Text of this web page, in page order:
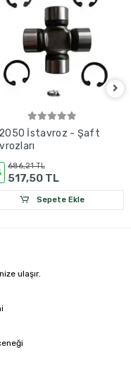
İstavroz - Şaft
686,21 TL
517,50 TL
Sepete Ekle
ulaşır.